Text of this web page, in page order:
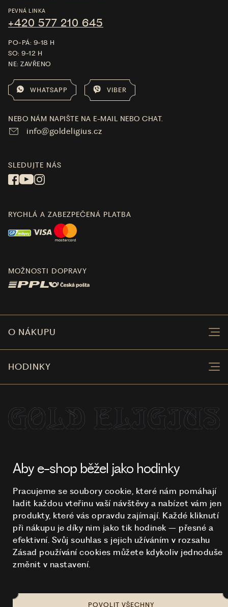
O NÁKUPU
HODINKY
PEVNÁ LINKA
+420 577 210 645
PO-PÁ: 9-18 H
SO: 9-12 H
NE: ZAVŘENO
WHATSAPP VIBER
NEBO NÁM NAPIŠTE NA E-MAIL NEBO CHAT.
info@goldeligius.cz
SLEDUJTE NÁS
RYCHLÁ A ZABEZPEČENÁ PLATBA
MOŽNOSTI DOPRAVY
Aby e-shop běžel jako hodinky
Pracujeme se soubory cookie, které nám pomáhají
ladit každou vteřinu vaší návštěvy a nabízet vám jen
produkty, které vás opravdu zajímají. Každé kliknutí
při nákupu je díky nim jako tik hodinek – přesné a
efektivní. Svůj souhlas s jejich užíváním v rozsahu
Zásad používání cookies můžete kdykoliv jednoduše
změnit v nastavení.
POVOLIT VŠECHNY